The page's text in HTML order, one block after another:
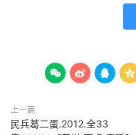
   
上一篇
民兵葛二蛋.2012.全33